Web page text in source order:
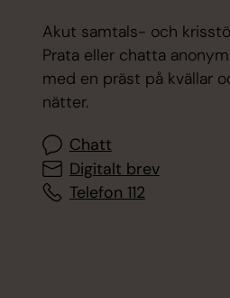
Akut samtals- och
Prata eller chatta
med en präst på kvällar
nätter.
Chatt
Digitalt brev
Telefon 112